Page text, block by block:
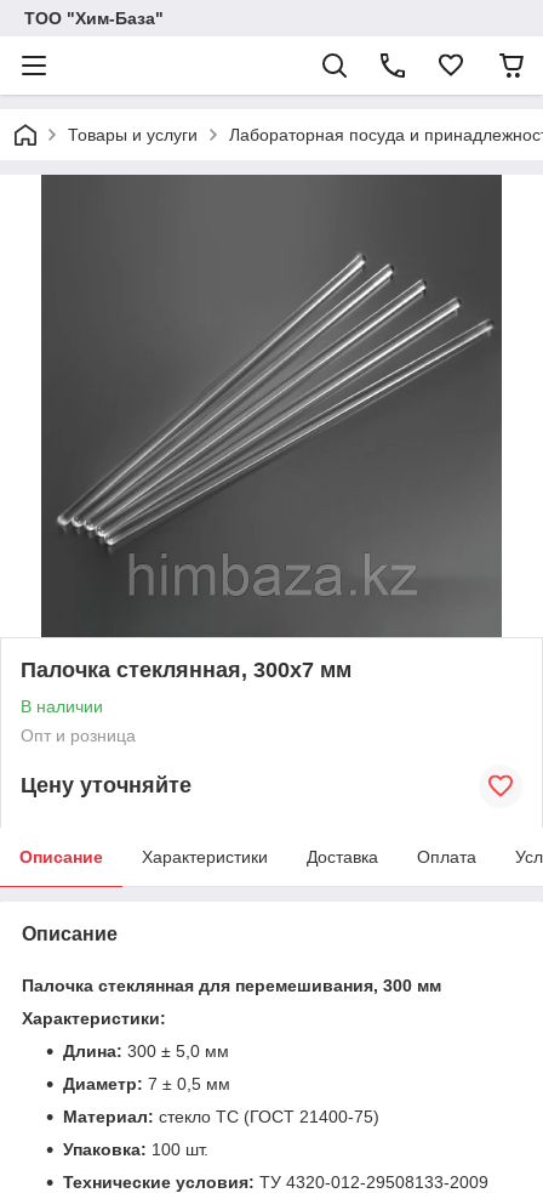
ТОО "Хим-База"
Товары и услуги Лабораторная посуда и
Палочка стеклянная, 300х7 мм
В наличии
Опт и розница
Цену уточняйте
Описание Характеристики Доставка Оплата
Описание
Палочка стеклянная для перемешивания, 300 мм
Характеристики:
Длина: 300 ± 5,0 мм
Диаметр: 7 ± 0,5 мм
Материал: стекло ТС (ГОСТ 21400-75)
Упаковка: 100 шт.
Технические условия: ТУ 4320-012-29508133-2009